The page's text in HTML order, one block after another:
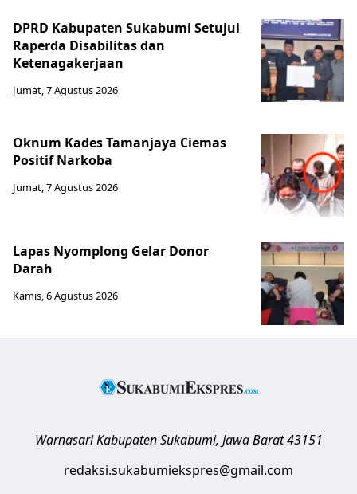
DPRD Kabupaten Sukabumi Setujui
Raperda Disabilitas dan
Ketenagakerjaan
Jumat, 7 Agustus 2026
Oknum Kades Tamanjaya Ciemas
Positif Narkoba
Jumat, 7 Agustus 2026
Lapas Nyomplong Gelar Donor
Darah
Kamis, 6 Agustus 2026
Warnasari Kabupaten Sukabumi, Jawa Barat 43151
redaksi.sukabumiekspres@gmail.com